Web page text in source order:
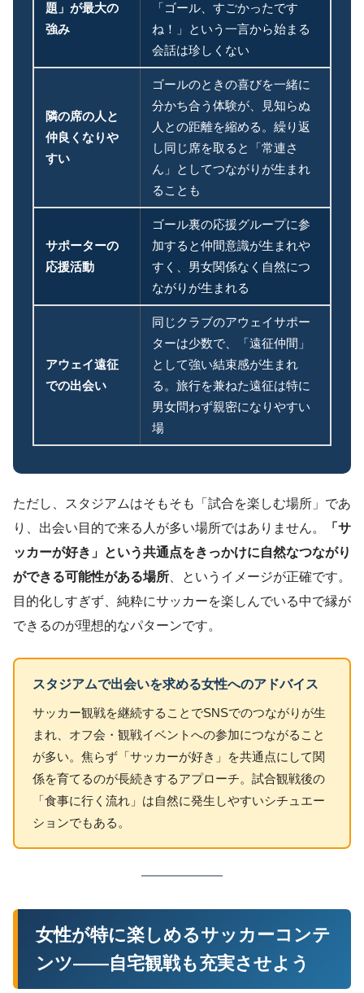
題」が最大の
強み
「ゴール、すごかったです
ね！」という一言から始まる
会話は珍しくない
隣の席の人と
仲良くなりや
すい
ゴールのときの喜びを一緒に
分かち合う体験が、見知らぬ
人との距離を縮める。繰り返
し同じ席を取ると「常連さ
ん」としてつながりが生まれ
ることも
サポーターの
応援活動
ゴール裏の応援グループに参
加すると仲間意識が生まれや
すく、男女関係なく自然につ
ながりが生まれる
アウェイ遠征
での出会い
同じクラブのアウェイサポー
ターは少数で、「遠征仲間」
として強い結束感が生まれ
る。旅行を兼ねた遠征は特に
男女問わず親密になりやすい
場
ただし、スタジアムはそもそも「試合を楽しむ場所」であ
り、出会い目的で来る人が多い場所ではありません。
「サ
ッカーが好き」という共通点をきっかけに自然なつながり
ができる可能性がある場所 、というイメージが正確です。
目的化しすぎず、純粋にサッカーを楽しんでいる中で縁が
できるのが理想的なパターンです。
スタジアムで出会いを求める女性へのアドバイス
サッカー観戦を継続することでSNSでのつながりが生
まれ、オフ会・観戦イベントへの参加につながること
が多い。焦らず「サッカーが好き」を共通点にして関
係を育てるのが長続きするアプローチ。試合観戦後の
「食事に行く流れ」は自然に発生しやすいシチュエー
ションでもある。
女性が特に楽しめるサッカーコンテ
ンツ——自宅観戦も充実させよう